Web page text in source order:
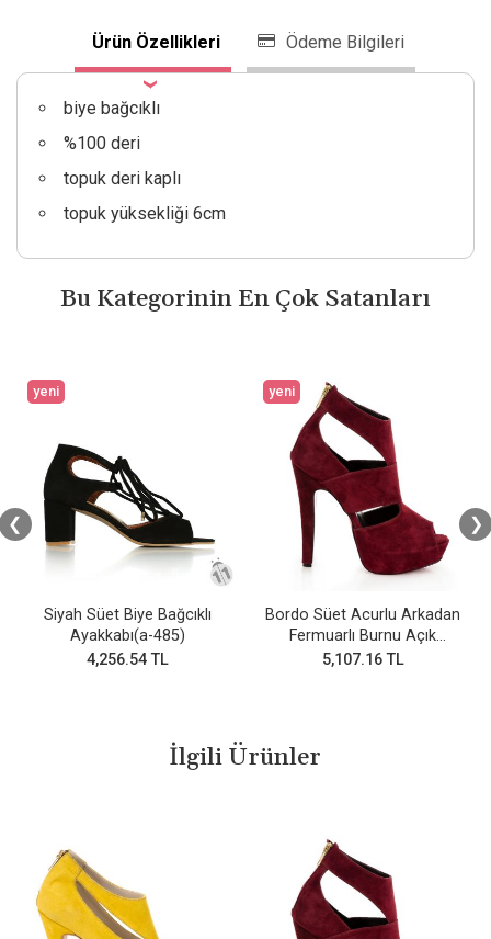
Ürün Özellikleri Ödeme Bilgileri
biye bağcıklı
%100 deri
topuk deri kaplı
topuk yüksekliği 6cm
Bu Kategorinin En Çok Satanları
yeni
Siyah Süet Biye Bağcıklı
Ayakkabı(a-485)
4,256.54 TL
yeni
Bordo Süet Acurlu Arkadan
Fermuarlı Burnu Açık
Ayakkabı
5,107.16 TL
❮ ❯
İlgili Ürünler